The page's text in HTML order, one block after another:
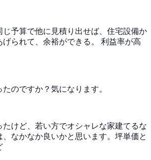
じ予算で他に見積り出せば、住宅設備か
られて、余裕ができる。 利益率が高
のですか？気になります。
けど、若い方でオシャレな家建てるな
、なかなか良いかと思います。坪単価と